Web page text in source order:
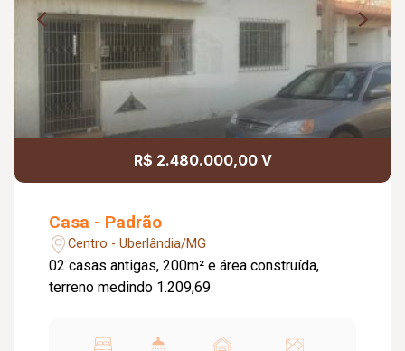
R$ 2.480.000,00 V
Casa - Padrão
Centro - Uberlândia/MG
02 casas antigas, 200m² e área construída,
terreno medindo 1.209,69.